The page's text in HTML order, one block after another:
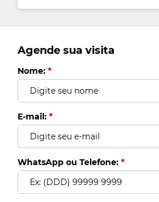
Agende sua visita
Nome: *
E-mail: *
WhatsApp ou Telefone: *
a)
c)
d)
e)